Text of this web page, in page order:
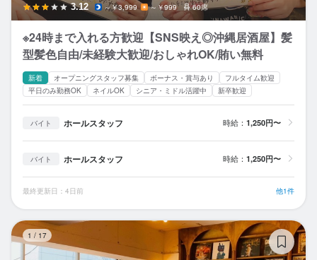
3.12 ～￥3,999 ～￥999 60席
※24時まで入れる方歓迎【SNS映え◎沖縄居酒屋】髪
型髪色自由/未経験大歓迎/おしゃれOK/賄い無料
新着 オープニングスタッフ募集 ボーナス・賞与あり
フルタイム歓迎
平日のみ勤務OK
ネイルOK シニア・ミドル活躍中 新卒歓迎
バイト ホールスタッフ 時給： 1,250円〜
バイト ホールスタッフ 時給： 1,250円〜
最終更新日：4日前 他1件
1 / 17